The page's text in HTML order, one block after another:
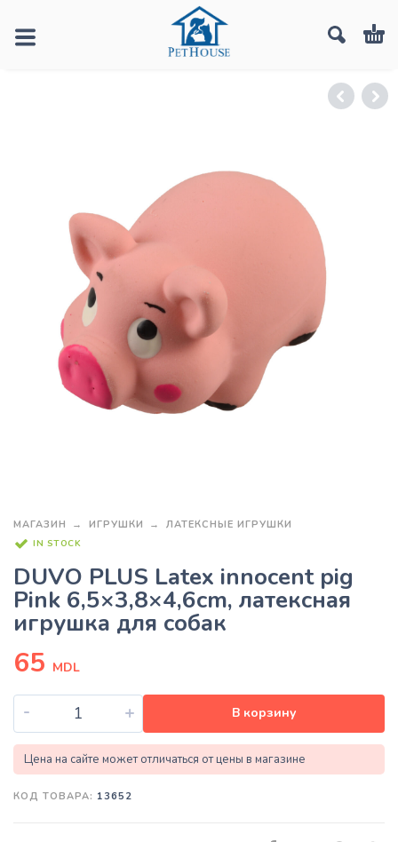
МАГАЗИН ИГРУШКИ ЛАТЕКСНЫЕ ИГРУШКИ
IN STOCK
DUVO PLUS Latex innocent pig
Pink 6,5×3,8×4,6cm, латексная
игрушка для собак
65 MDL
- + В корзину
Цена на сайте может отличаться от цены в магазине
КОД ТОВАРА: 13652